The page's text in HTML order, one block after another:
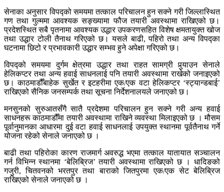
सेनाका अनुसार विपद्को समयमा तत्काल परिचालन हुन सक्ने गरी जिल्लास्थित
गण तथा गुल्ममा आवश्यक सङ्ख्यामा फौज तयारी अवस्थामा राखिएको छ।
प्रदेशस्थित सबै पृतनामा आवश्यक उद्धार उपकरणसहित विशेष क्षमतायुक्त खोज
तथा उद्धार टोली तैनाथ गरिएको छ। यसले बाढी, पहिरो तथा अन्य विपद्का
घटनामा छिटो र प्रभावकारी उद्धार सम्भव हुने अपेक्षा गरिएको छ।
विपद्को समयमा दुर्गम क्षेत्रमा उद्धार तथा राहत सामग्री पुर्‍याउन सेनाले
हेलिकप्टर तथा अन्य हवाई साधनलाई पनि तयारी अवस्थामा राखेको जनाइएको
छ। काठमाडौँबाहेक सुर्खेत र इटहरीमा एक/एक वटा हेलिकप्टर ‘स्ट्यान्डबाई’
राखिएको सैनिक जनसम्पर्क तथा सूचना निर्देशनालयले जनाएको छ।
मनसुनको सुरुआतसँगै सातै प्रदेशमा परिचालन हुन सक्ने गरी अन्य हवाई
साधनहरू काठमाडौँमा तयारी अवस्थामा राखिने व्यवस्था मिलाइएको छ । मौसम
पूर्वानुमानका आधारमा दुई वटा हवाई साधनलाई उपयुक्त स्थानमा पूर्वतैनाथ गर्ने
योजना रहेको सेनाले जनाएको छ ।
बाढी तथा पहिरोका कारण राजमार्ग अवरुद्ध भएमा तत्काल यातायात सञ्चालन
गर्न विभिन्न स्थानमा ‘बेलिब्रिज’ तयारी अवस्थामा राखिएको छ । धादिङको
गजुरी, चितवनको भरतपुर तथा बाराको जितपुरमा एक/एक सेट बेलिब्रिज
राखिएको सेनाले जनाएको छ ।